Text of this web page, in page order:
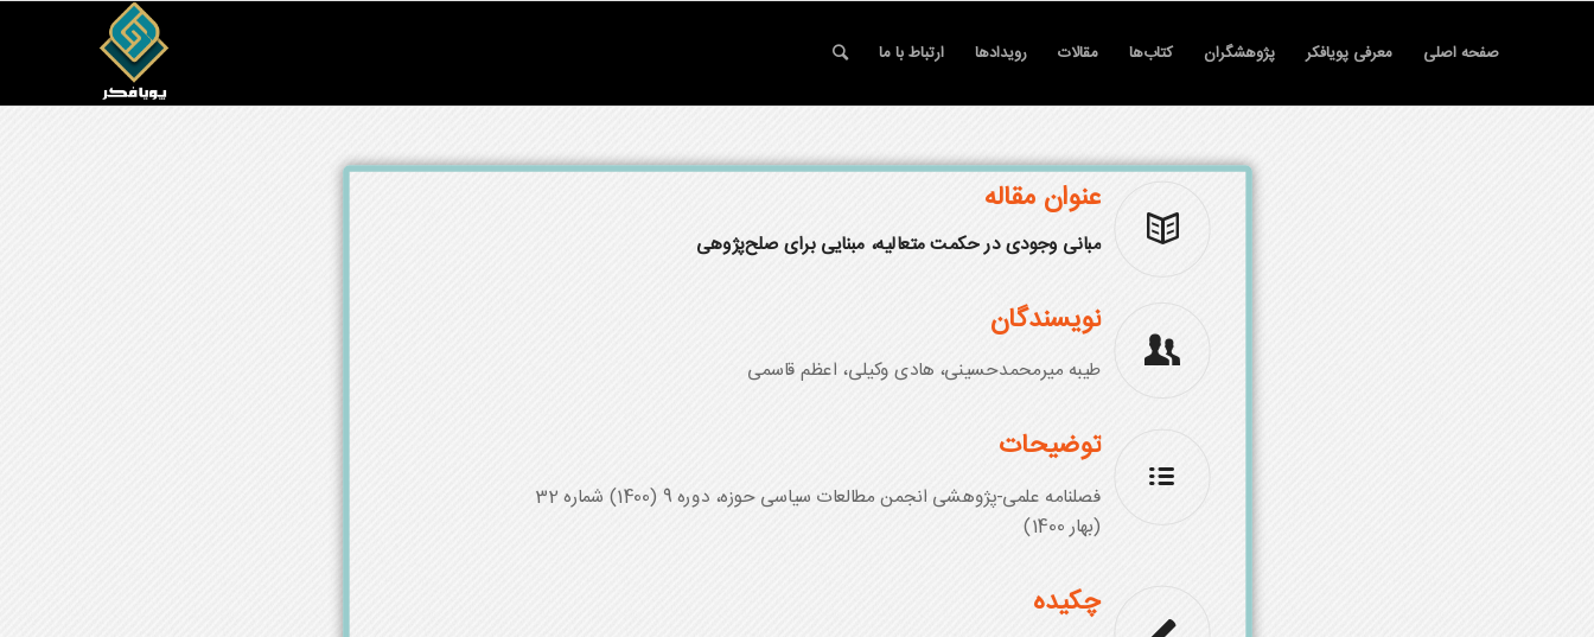
صفحه اصلی معرفی پویافکر پژوهشگران کتاب‌ها مقالات رویدادها ارتباط با ما
عنوان مقاله
مبانی وجودیدر حکمت متعالیه، مبناییبرایصلح‌پژوهی
نویسندگان
طیبه میرمحمدحسینی، هادی وکیلی، اعظم قاسمی
توضیحات
فصلنامه علمی-پژوهشی انجمن مطالعات سیاسی حوزه، دوره 9 (1400) شماره 32
(بهار 1400)
چکیده